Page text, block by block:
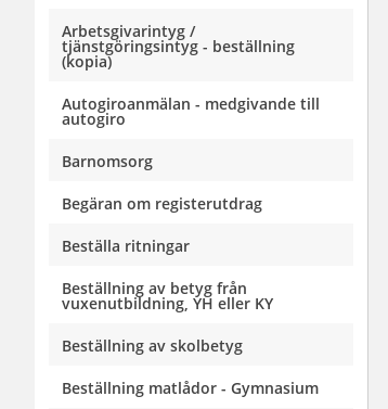
Arbetsgivarintyg /
tjänstgöringsintyg - beställning
(kopia)
Autogiroanmälan - medgivande till
autogiro
Barnomsorg
Begäran om registerutdrag
Beställa ritningar
Beställning av betyg från
vuxenutbildning, YH eller KY
Beställning av skolbetyg
Beställning matlådor - Gymnasium